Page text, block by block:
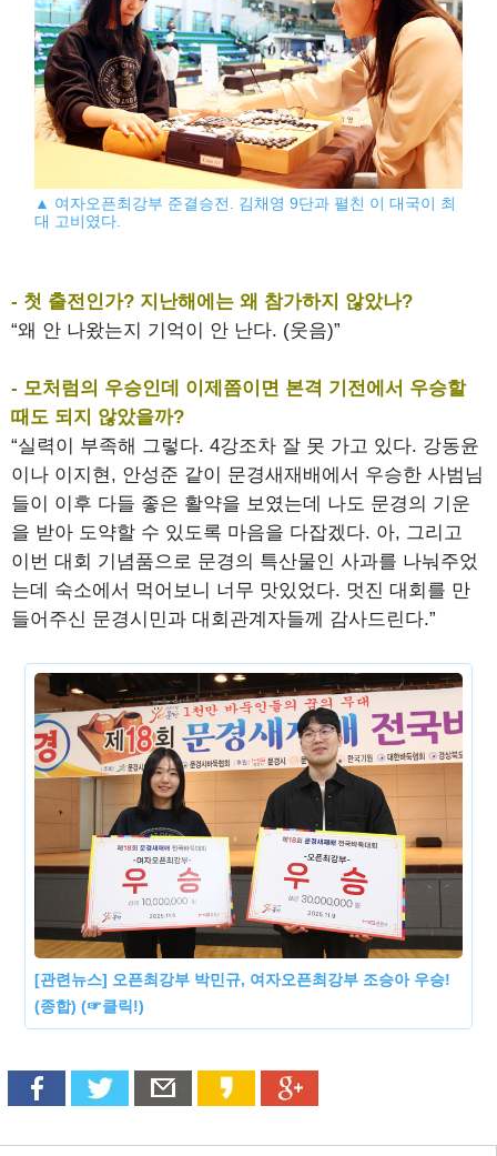
▲ 여자오픈최강부 준결승전. 김채영 9단과 펼친 이 대국이 최
대 고비였다.
- 첫 출전인가? 지난해에는 왜 참가하지 않았나?
“왜 안 나왔는지 기억이 안 난다. (웃음)”
- 모처럼의 우승인데 이제쯤이면 본격 기전에서 우승할
때도 되지 않았을까?
“실력이 부족해 그렇다. 4강조차 잘 못 가고 있다. 강동윤
이나 이지현, 안성준 같이 문경새재배에서 우승한 사범님
들이 이후 다들 좋은 활약을 보였는데 나도 문경의 기운
을 받아 도약할 수 있도록 마음을 다잡겠다. 아, 그리고
이번 대회 기념품으로 문경의 특산물인 사과를 나눠주었
는데 숙소에서 먹어보니 너무 맛있었다. 멋진 대회를 만
들어주신 문경시민과 대회관계자들께 감사드린다.”
[관련뉴스] 오픈최강부 박민규, 여자오픈최강부 조승아 우승!
(종합) (☞클릭!)